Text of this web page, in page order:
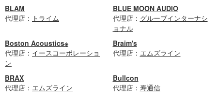
BLAM
代理店： トライム
BLUE MOON AUDIO
代理店： グルーブインターナシ
ョナル
Boston Acoustics※
代理店： イースコーポレーショ
ン
Braim's
代理店： エムズライン
BRAX
代理店： エムズライン
Bullcon
代理店： 寿通信